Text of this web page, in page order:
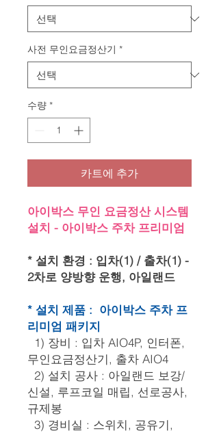
사전 무인요금정산기 *
수량 *
카트에 추가
아이박스 무인 요금정산 시스템
설치 - 아이박스 주차 프리미엄
* 설치 환경 : 입차(1) / 출차(1) -
2차로 양방향 운행, 아일랜드
* 설치 제품 : 아이박스 주차 프
리미엄 패키지
1) 장비 : 입차 AIO4P, 인터폰,
무인요금정산기, 출차 AIO4
2) 설치 공사 : 아일랜드 보강/
신설, 루프코일 매립, 선로공사,
규제봉
3) 경비실 : 스위치, 공유기,